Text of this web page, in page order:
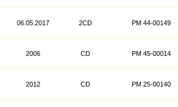
06.05.2017 2CD PM 44-00149
2006 CD PM 45-00014
2012 CD PM 25-00140